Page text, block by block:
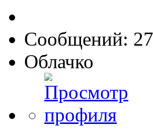
Сообщений:
Облачко